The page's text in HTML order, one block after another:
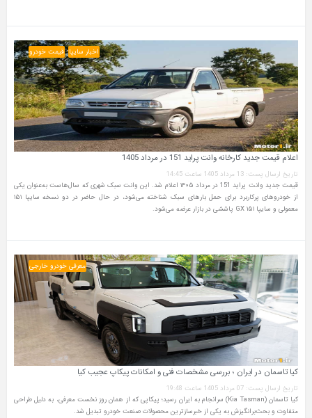
اخبار سایپا قیمت خودرو
اعلام قیمت جدید کارخانه وانت پراید 151 در مرداد 1405
تاریخ ارسال پست: 13 مرداد 1405 ساعت 14:45
قیمت جدید وانت پراید 151 در مرداد ۱۴۰۵ اعلام شد. این وانت سبک شهری که سال‌هاست به‌عنوان یکی
از خودروهای پرکاربرد برای حمل بارهای سبک شناخته می‌شود، در حال حاضر در دو نسخه سایپا ۱۵۱
معمولی و سایپا ۱۵۱ GX پاششی در بازار عرضه می‌شود.
معرفی خودرو خارجی
کیا تاسمان در ایران ؛ بررسی مشخصات فنی و امکانات پیکاپ عجیب کیا
تاریخ ارسال پست: 07 مرداد 1405 ساعت 19:48
کیا تاسمان (Kia Tasman) سرانجام به ایران رسید؛ پیکاپی که از همان روز نخست معرفی، به دلیل طراحی
متفاوت و بحث‌برانگیزش به یکی از خبرسازترین محصولات صنعت خودرو تبدیل شد.